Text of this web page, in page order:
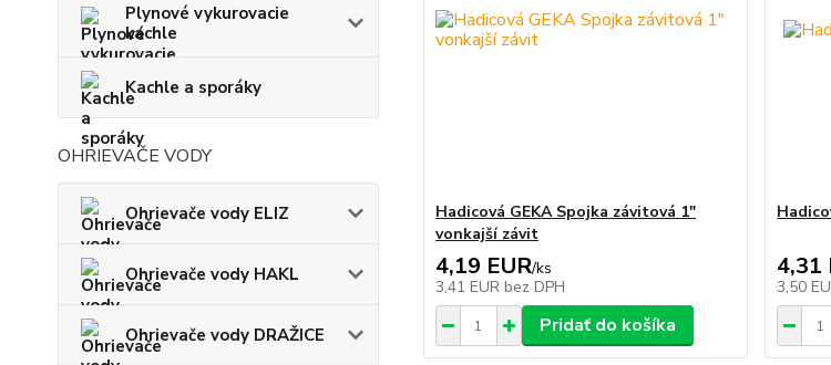
Plynové vykurovacie
kachle
Kachle a sporáky
OHRIEVAČE VODY
Ohrievače vody ELIZ
Ohrievače vody HAKL
Ohrievače vody DRAŽICE
Hadicová GEKA Spojka závitová 1"
vonkajší závit
4,19 EUR/ks
3,41 EUR bez DPH
Pridať do košíka
4,31
3,50